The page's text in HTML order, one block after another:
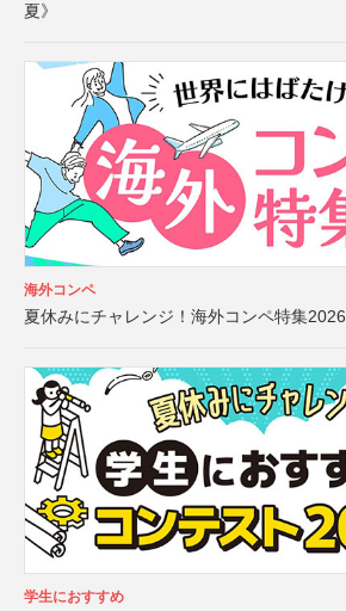
夏》
海外コンペ
夏休みにチャレンジ！海外コンペ特集2026
学生におすすめ